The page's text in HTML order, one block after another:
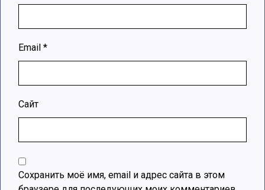
Email *
Сайт
Сохранить моё имя, email и адрес сайта в этом